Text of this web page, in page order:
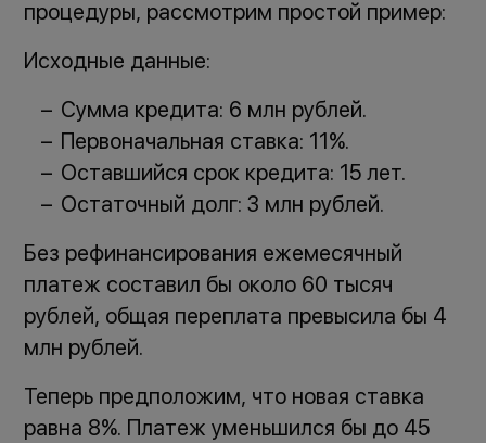
процедуры, рассмотрим простой пример:
Исходные данные:
Сумма кредита: 6 млн рублей.
Первоначальная ставка: 11%.
Оставшийся срок кредита: 15 лет.
Остаточный долг: 3 млн рублей.
Без рефинансирования ежемесячный
платеж составил бы около 60 тысяч
рублей, общая переплата превысила бы 4
млн рублей.
Теперь предположим, что новая ставка
равна 8%. Платеж уменьшился бы до 45